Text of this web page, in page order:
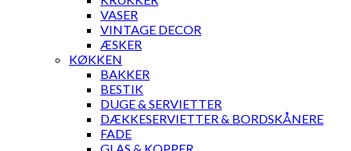
VASER
VINTAGE DECOR
ÆSKER
KØKKEN
BAKKER
BESTIK
DUGE & SERVIETTER
DÆKKESERVIETTER & BORDSKÅNERE
FADE